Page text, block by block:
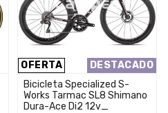
OFERTA DESTACADO
Bicicleta Specialized S-
Works Tarmac SL8 Shimano
Dura-Ace Di2 12v_